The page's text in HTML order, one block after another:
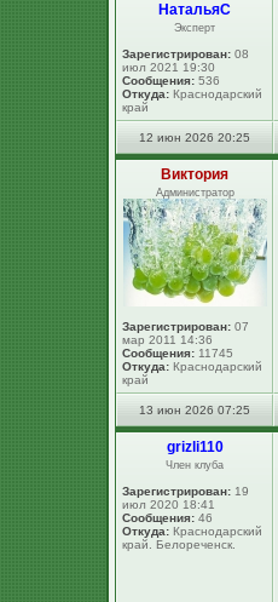
НатальяС
Эксперт
Зарегистрирован: 08
июл 2021 19:30
Сообщения: 536
Откуда: Краснодарский
край
12 июн 2026 20:25
Виктория
Администратор
Зарегистрирован: 07
мар 2011 14:36
Сообщения: 11745
Откуда: Краснодарский
край
13 июн 2026 07:25
grizli110
Член клуба
Зарегистрирован: 19
июл 2020 18:41
Сообщения: 46
Откуда: Краснодарский
край. Белореченск.